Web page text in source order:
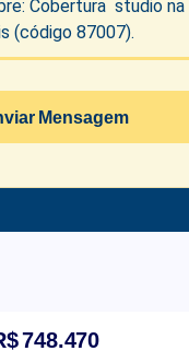
Mensagem
748.470